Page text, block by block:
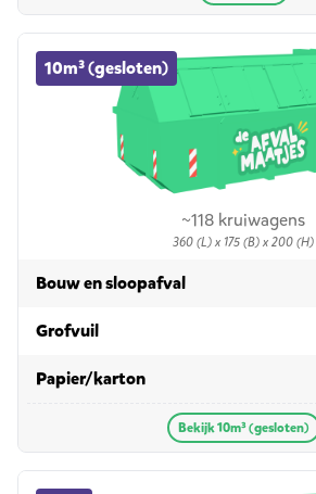
~118 kruiwagens
360 (L) x 175 (B) x 200 (H)
10m³ (gesloten)
10m³ (gesloten) container huren
Bouw en sloopafvalin 10m³ (gesloten)
Grofvuilin 10m³ (gesloten)
Papier/kartonin 10m³ (gesloten)
Bekijk 10m³ (gesloten)
15m³ container huren